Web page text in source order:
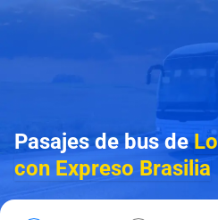
Pasajes de bus de
con Expreso Brasilia